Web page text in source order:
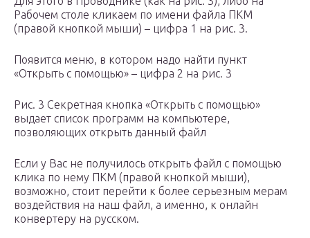
Рабочем столе кликаем по имени файла ПКМ
(правой кнопкой мыши) – цифра 1 на рис. 3.
Появится меню, в котором надо найти пункт
«Открыть с помощью» – цифра 2 на рис. 3
Рис. 3 Секретная кнопка «Открыть с помощью»
выдает список программ на компьютере,
позволяющих открыть данный файл
Если у Вас не получилось открыть файл с помощью
клика по нему ПКМ (правой кнопкой мыши),
возможно, стоит перейти к более серьезным мерам
воздействия на наш файл, а именно, к онлайн
конвертеру на русском.